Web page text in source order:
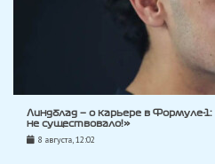
Линдблад — о карьере в Формуле-
не существовало!»
8 августа, 12:02